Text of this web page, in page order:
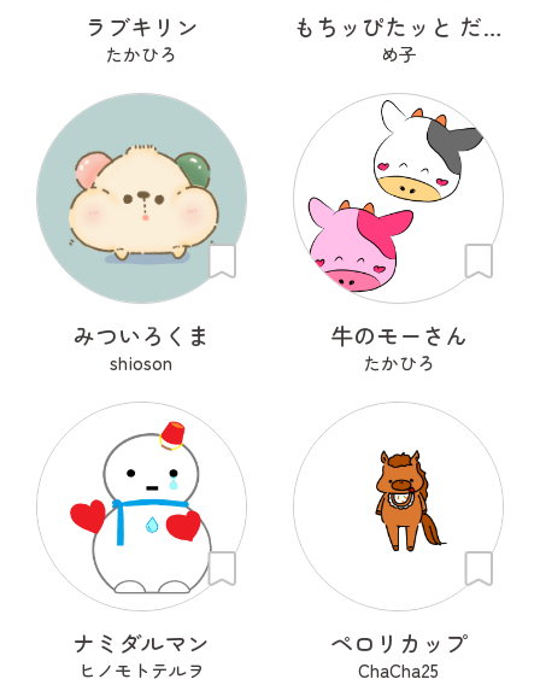
ラブキリン
たかひろ
もちッぴたッと だんごうお
め子
みついろくま
shioson
牛のモーさん
たかひろ
ナミダルマン
ヒノモトテルヲ
ペロリカップ
ChaCha25